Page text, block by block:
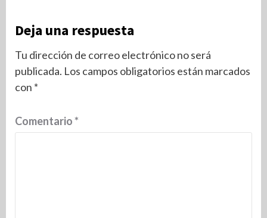
Deja una respuesta
Tu dirección de correo electrónico no será
publicada. Los campos obligatorios están marcados
con *
Comentario*